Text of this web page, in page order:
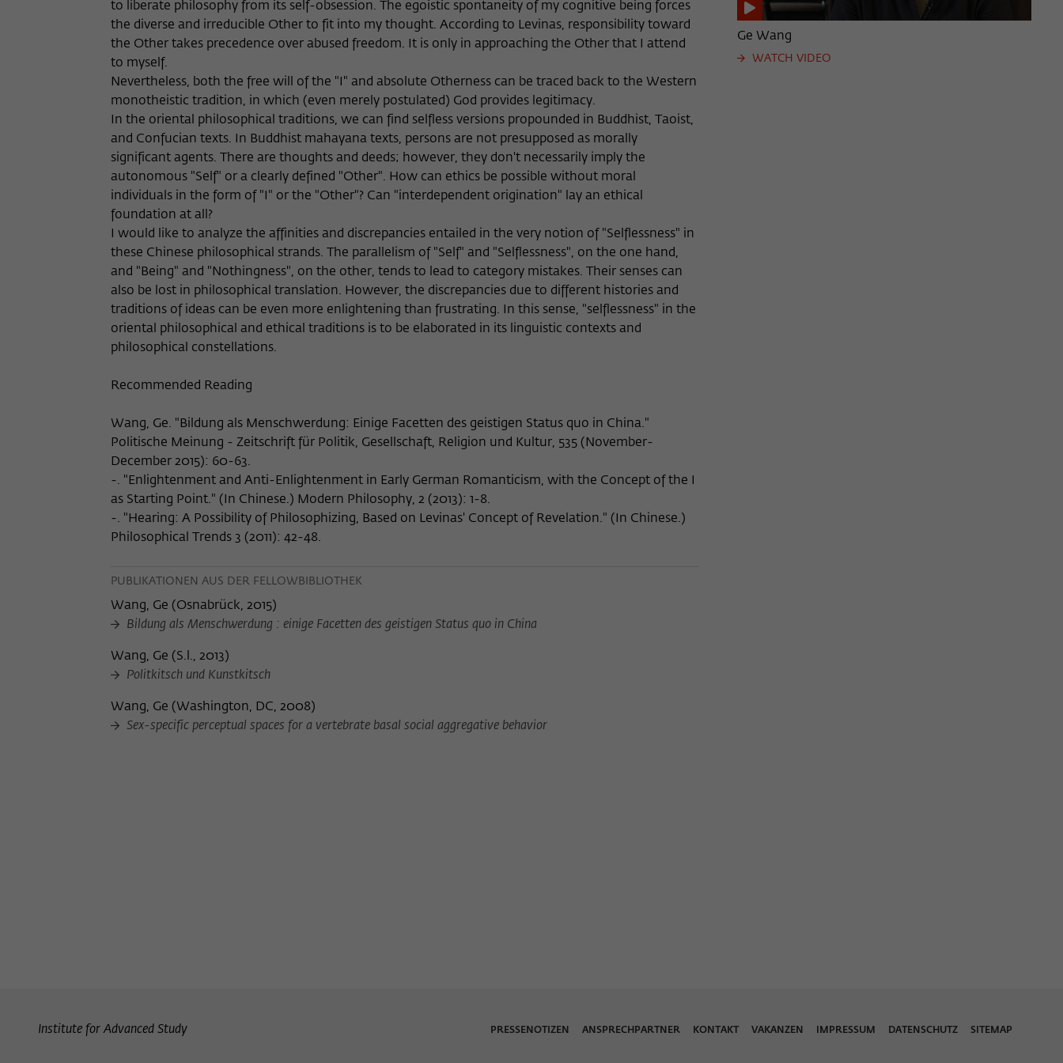
to liberate philosophy from its self-obsession. The egoistic spontaneity of my cognitive being forces
the diverse and irreducible Other to fit into my thought. According to Levinas, responsibility toward
the Other takes precedence over abused freedom. It is only in approaching the Other that I attend
to myself.
Nevertheless, both the free will of the "I" and absolute Otherness can be traced back to the Western
monotheistic tradition, in which (even merely postulated) God provides legitimacy.
In the oriental philosophical traditions, we can find selfless versions propounded in Buddhist, Taoist,
and Confucian texts. In Buddhist mahayana texts, persons are not presupposed as morally
significant agents. There are thoughts and deeds; however, they don't necessarily imply the
autonomous "Self" or a clearly defined "Other". How can ethics be possible without moral
individuals in the form of "I" or the "Other"? Can "interdependent origination" lay an ethical
foundation at all?
I would like to analyze the affinities and discrepancies entailed in the very notion of "Selflessness" in
these Chinese philosophical strands. The parallelism of "Self" and "Selflessness", on the one hand,
and "Being" and "Nothingness", on the other, tends to lead to category mistakes. Their senses can
also be lost in philosophical translation. However, the discrepancies due to different histories and
traditions of ideas can be even more enlightening than frustrating. In this sense, "selflessness" in the
oriental philosophical and ethical traditions is to be elaborated in its linguistic contexts and
philosophical constellations.
Recommended Reading
Wang, Ge. "Bildung als Menschwerdung: Einige Facetten des geistigen Status quo in China."
Politische Meinung - Zeitschrift für Politik, Gesellschaft, Religion und Kultur, 535 (November-
December 2015): 60-63.
-. "Enlightenment and Anti-Enlightenment in Early German Romanticism, with the Concept of the I
as Starting Point." (In Chinese.) Modern Philosophy, 2 (2013): 1-8.
-. "Hearing: A Possibility of Philosophizing, Based on Levinas' Concept of Revelation." (In Chinese.)
Philosophical Trends 3 (2011): 42-48.
PUBLIKATIONEN AUS DER FELLOWBIBLIOTHEK
Wang, Ge (Osnabrück, 2015)
Bildung als Menschwerdung : einige Facetten des geistigen Status quo in China
Wang, Ge (S.l., 2013)
Politkitsch und Kunstkitsch
Wang, Ge (Washington, DC, 2008)
Sex-specific perceptual spaces for a vertebrate basal social aggregative behavior
Ge Wang
WATCH VIDEO
Institute for Advanced Study PRESSENOTIZEN ANSPRECHPARTNER KONTAKT VAKANZEN IMPRESSUM DATENSCHUTZ SITEMAP
Anbieter Wissenschaftskolleg zu Berlin
Session-Dauer
Zweck
Dieses Cookie dient zur Identifizierung einer
Session-ID bei der Anmeldung am internen
Bereich der Webseite des Wissenschaftskollegs.
Anbieter Matomo
Zweck
Dieses Cookie dient dazu, den/die Besucher:in
über eine Besucher-ID zuzuordnen.
Name _pk_ref
Anbieter Matomo
Laufzeit 6 Monate
Zweck
Dieses Cookie dient dazu, zu speichern, von
welcher Website oder Suchmaschine der/die
Besucher:in durch eine Verlinkung auf wiko-
berlin.de weitergeleitet wurde.
Laufzeit 30 Minuten
Zweck
vorübergehend Daten über den aktuellen
Aufenthalt des Besuchs auf der Webseite des
Wissenschaftskollegs zu speichern.
Externe Inhalte
Videos der Video-Plattform Vimeo, Inhalte des Nachrichtendienstes
Bluesky und Karten der OpenStreetMap Foundation (OSMF). Wenn
Sie der Darstellung externer Inhalte zustimmen, verwendet Vimeo
den lokalen Speicher des Browsers, um Informationen über Ihre
Nutzung der Videos zu speichern (z.B. Häufigkeit des Aufrufes,
Dauer der Abspielzeit, etc). Außerdem willigen Sie ein, dass eine
Verbindung zu den externen Diensten ggf. in sog. Drittstaaten wie
den USA hergestellt wird, deren Datenschutzniveau von der EU
besteht insbesondere das Risiko, dass Ihre Daten durch dortige
Behörden, zu Kontroll- und zu Überwachungszwecken,
möglicherweise auch ohne Rechtsbehelfsmöglichkeiten, verarbeitet
werden können